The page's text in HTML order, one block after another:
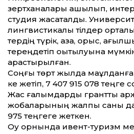
зертханалары ашылып,
студия жасақталды.
лингвистикалық тілдер
тердің түрік, қазақ, орыс,
тереңдетіп оқытылуына
қарастырылған.
Соңғы төрт жылда
ке жетіп, 7 407 915 078 теңге
Жас ғалымдарды грант­тық
жобаларының жалпы саны да
975 теңгеге жеткен.
Оқу орнында ивент-туризм